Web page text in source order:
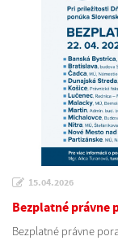
15.04.2026
Bezplatné právne
Bezplatné právne